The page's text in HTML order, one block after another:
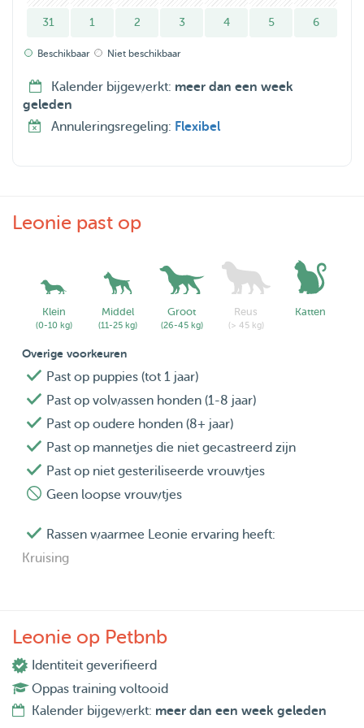
31 1 2 3 4 5 6
Beschikbaar Niet beschikbaar
Kalender bijgewerkt: meer dan een week
geleden
Annuleringsregeling: Flexibel
Leonie past op
Klein
(0-10 kg)
Middel
(11-25 kg)
Groot
(26-45 kg)
Reus
(> 45 kg)
Katten
Overige voorkeuren
Past op puppies (tot 1 jaar)
Past op volwassen honden (1-8 jaar)
Past op oudere honden (8+ jaar)
Past op mannetjes die niet gecastreerd zijn
Past op niet gesteriliseerde vrouwtjes
Geen loopse vrouwtjes
Rassen waarmee Leonie ervaring heeft:
Kruising
Leonie op Petbnb
Identiteit geverifieerd
Oppas training voltooid
Kalender bijgewerkt: meer dan een week geleden